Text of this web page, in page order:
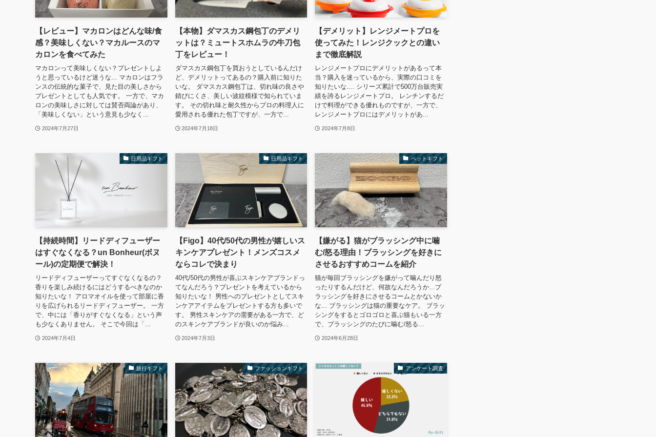
【レビュー】マカロンはどんな味/食
感？美味しくない？マカルースのマ
カロンを食べてみた
マカロンって美味しくない？プレゼントしよ
うと思っているけど迷うな... マカロンはフラ
ンスの伝統的な菓子で、見た目の美しさから
プレゼントとしても人気です。 一方で、マカ
ロンの美味しさに対しては賛否両論があり、
「美味しくない」という意見も少なく...
2024年7月27日
【本物】ダマスカス鋼包丁のデメリ
ットは？ミュートスホムラの牛刀包
丁をレビュー！
ダマスカス鋼包丁を買おうとしているんだけ
ど、デメリットってあるの？購入前に知りた
いな。 ダマスカス鋼包丁は、切れ味の良さや
錆びにくさ、美しい波紋模様で知られていま
す。 その切れ味と耐久性からプロの料理人に
愛用される優れた包丁ですが、一方で...
2024年7月18日
【デメリット】レンジメートプロを
使ってみた！レンジクックとの違い
まで徹底解説
レンジメートプロにデメリットがあるって本
当？購入を迷っているから、実際の口コミを
知りたいな.... シリーズ累計で500万台販売実
績を誇るレンジメートプロ。 レンチンするだ
けで料理ができる優れものですが、一方で、
レンジメートプロにはデメリットがあ...
2024年7月8日
日用品ギフト
【持続時間】リードディフューザー
はすぐなくなる？un Bonheur(ボヌ
ール)の定期便で解決！
リードディフューザーってすぐなくなるの？
香りを楽しみ続けるにはどうするべきなのか
知りたいな！ アロマオイルを使って部屋に香
りを広げられるリードディフューザー。 一方
で、中には「香りがすぐなくなる」という声
も少なくありません。 そこで今回は「...
2024年7月4日
日用品ギフト
【Figo】40代/50代の男性が嬉しいス
キンケアプレゼント！メンズコスメ
ならコレで決まり
40代/50代の男性が喜ぶスキンケアブランドっ
てなんだろう？プレゼントを考えているから
知りたいな！ 男性へのプレゼントとしてスキ
ンケアアイテムをプレゼントする方も多いで
す。 男性スキンケアの需要がある一方で、ど
のスキンケアブランドが良いのか悩み...
2024年7月3日
ペットギフト
【嫌がる】猫がブラッシング中に噛
む/怒る理由！ブラッシングを好きに
させるおすすめコームを紹介
猫が毎回ブラッシングを嫌がって噛んだり怒
ったりするんだけど、何故なんだろうか...ブ
ラッシングを好きにさせるコームとかないか
な... ブラッシングは猫の重要なケア。 ブラッ
シングをするとゴロゴロと喜ぶ猫もいる一方
で、ブラッシングのたびに噛む/怒る...
2024年6月28日
旅行ギフト ファッションギフト アンケート調査